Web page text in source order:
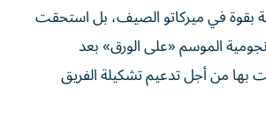
بقوة في ميركاتو الصيف، بل استحقت
نجومية الموسم «على الورق» بعد
بها من أجل تدعيم تشكيلة الفريق